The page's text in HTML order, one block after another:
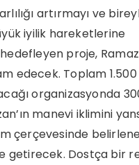
artırmayı ve
iyilik hareketlerine
proje,
edecek. Toplam
organizasyonda
manevi iklimini
çerçevesinde
getirecek. Dostça bir